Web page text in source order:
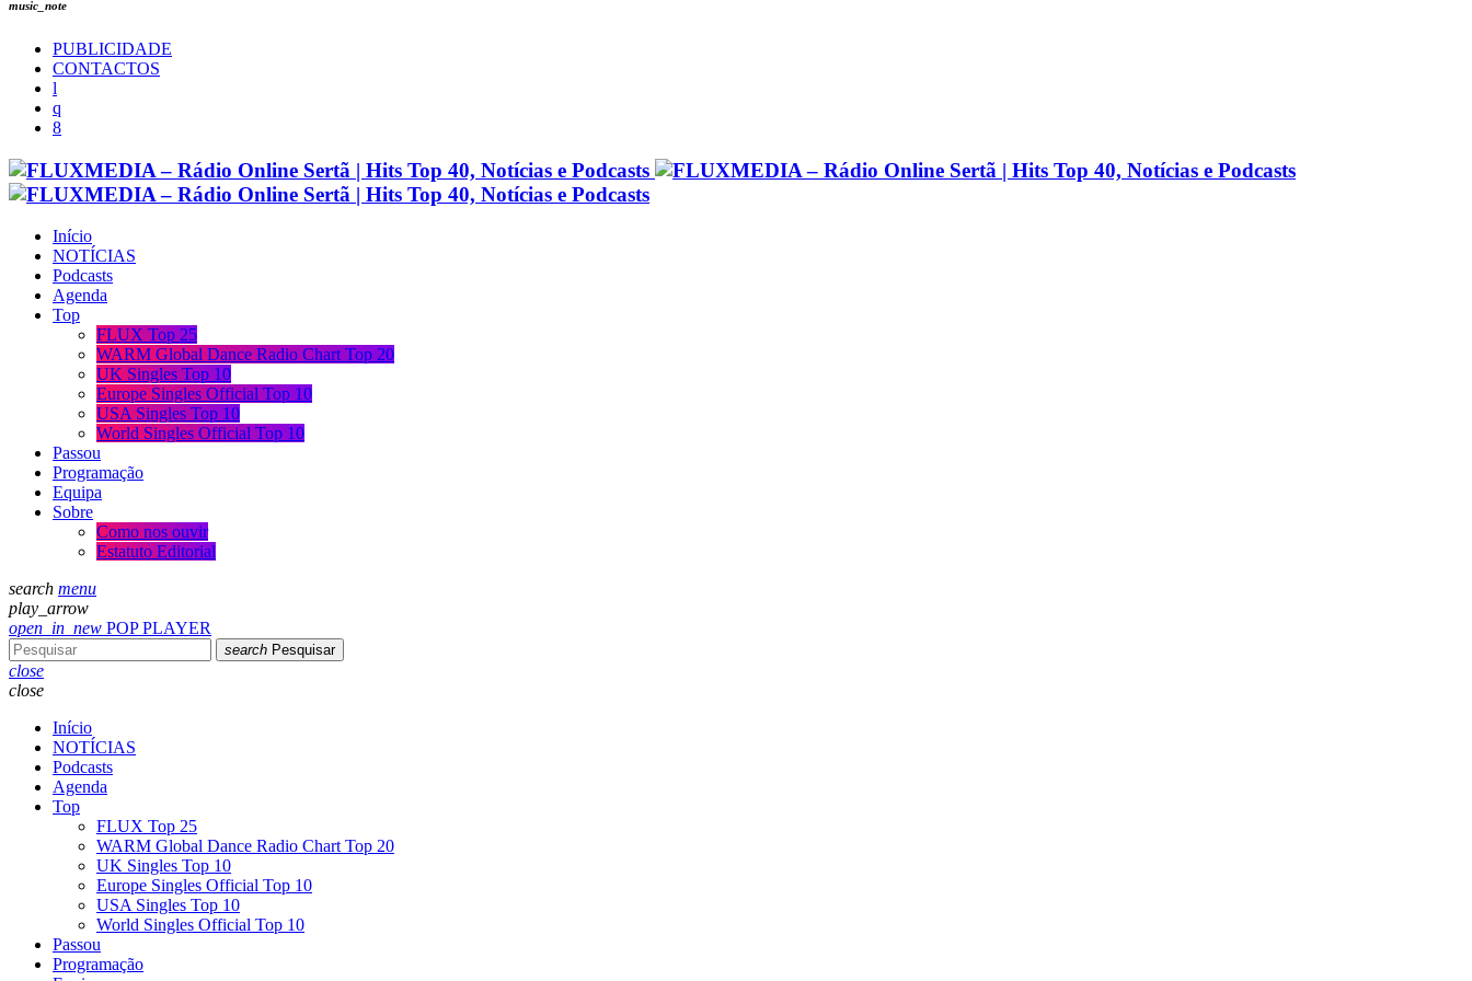
music_note
PUBLICIDADE
CONTACTOS
Início
NOTÍCIAS
Podcasts
Agenda
Top
FLUX Top 25
WARM Global Dance Radio Chart Top 20
UK Singles Top 10
Europe Singles Official Top 10
USA Singles Top 10
World Singles Official Top 10
Passou
Programação
Equipa
Sobre
Como nos ouvir
Estatuto Editorial
search menu
play_arrow
open_in_new POP PLAYER
search Pesquisar
close
close
Início
NOTÍCIAS
Podcasts
Agenda
Top
FLUX Top 25
WARM Global Dance Radio Chart Top 20
UK Singles Top 10
Europe Singles Official Top 10
USA Singles Top 10
World Singles Official Top 10
Passou
Programação